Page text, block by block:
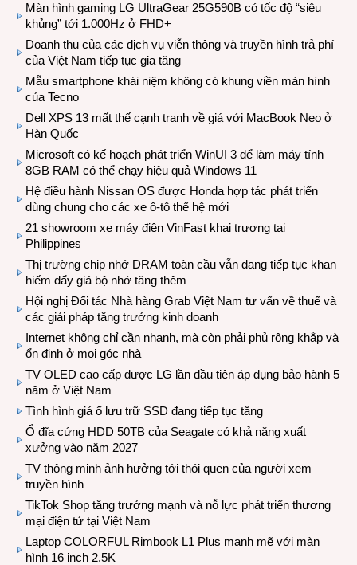
Màn hình gaming LG UltraGear 25G590B có tốc độ “siêu
khủng” tới 1.000Hz ở FHD+
Doanh thu của các dịch vụ viễn thông và truyền hình trả phí
của Việt Nam tiếp tục gia tăng
Mẫu smartphone khái niệm không có khung viền màn hình
của Tecno
Dell XPS 13 mất thế cạnh tranh về giá với MacBook Neo ở
Hàn Quốc
Microsoft có kế hoạch phát triển WinUI 3 để làm máy tính
8GB RAM có thể chạy hiệu quả Windows 11
Hệ điều hành Nissan OS được Honda hợp tác phát triển
dùng chung cho các xe ô-tô thế hệ mới
21 showroom xe máy điện VinFast khai trương tại
Philippines
Thị trường chip nhớ DRAM toàn cầu vẫn đang tiếp tục khan
hiếm đẩy giá bộ nhớ tăng thêm
Hội nghị Đối tác Nhà hàng Grab Việt Nam tư vấn về thuế và
các giải pháp tăng trưởng kinh doanh
Internet không chỉ cần nhanh, mà còn phải phủ rộng khắp và
ổn định ở mọi góc nhà
TV OLED cao cấp được LG lần đầu tiên áp dụng bảo hành 5
năm ở Việt Nam
Tình hình giá ổ lưu trữ SSD đang tiếp tục tăng
Ổ đĩa cứng HDD 50TB của Seagate có khả năng xuất
xưởng vào năm 2027
TV thông minh ảnh hưởng tới thói quen của người xem
truyền hình
TikTok Shop tăng trưởng mạnh và nỗ lực phát triển thương
mại điện tử tại Việt Nam
Laptop COLORFUL Rimbook L1 Plus mạnh mẽ với màn
hình 16 inch 2.5K